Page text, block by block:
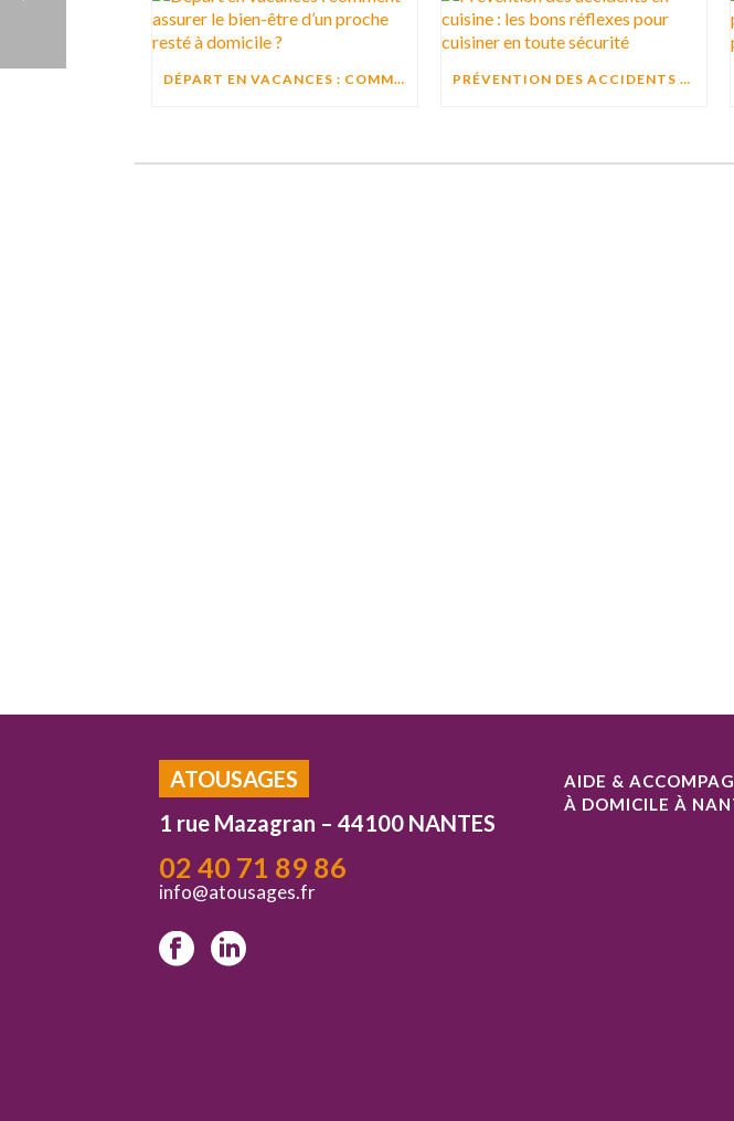
DÉPART EN VACANCES : COMMENT ASSURER LE BIEN-ÊTRE D’UN PROCHE RESTÉ À DOMICILE ? PRÉVENTION DES ACCIDENTS EN CUISINE : LES BONS RÉFLEXES POUR CUISINER EN TOUTE SÉCURITÉ
ATOUSAGES
1 rue Mazagran – 44100 NANTES
02 40 71 89 86
info@atousages.fr
AIDE &
À DOMICILE À